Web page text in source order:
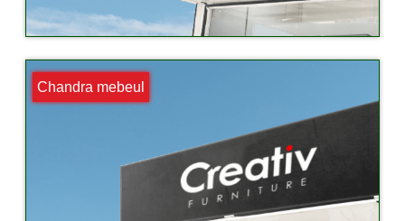
Chandra mebeul